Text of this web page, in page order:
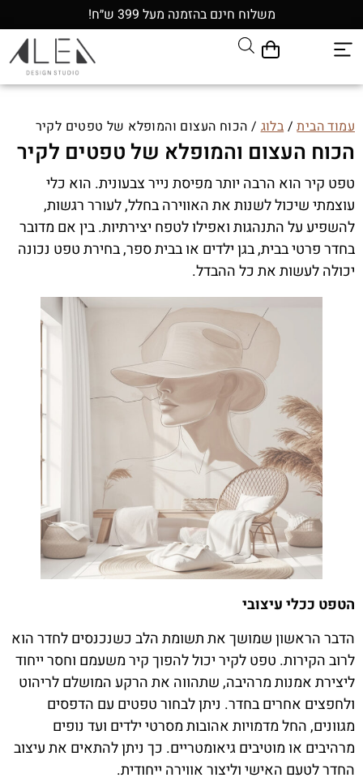
משלוח חינם בהזמנה מעל 399 ש״ח!
עמוד הבית/בלוג/ הכוח העצום והמופלא של טפטים לקיר
הכוח העצום והמופלא של טפטים לקיר
טפט קיר הוא הרבה יותר מפיסת נייר צבעונית. הוא כלי
עוצמתי שיכול לשנות את האווירה בחלל, לעורר רגשות,
להשפיע על התנהגות ואפילו לטפח יצירתיות. בין אם מדובר
בחדר פרטי בבית, בגן ילדים או בבית ספר, בחירת טפט נכונה
יכולה לעשות את כל ההבדל.
הטפט ככלי עיצובי
הדבר הראשון שמושך את תשומת הלב כשנכנסים לחדר הוא
לרוב הקירות. טפט לקיר יכול להפוך קיר משעמם וחסר ייחוד
ליצירת אמנות מרהיבה, שתהווה את הרקע המושלם לריהוט
ולחפצים אחרים בחדר. ניתן לבחור טפטים עם הדפסים
מגוונים, החל מדמויות אהובות מסרטי ילדים ועד נופים
מרהיבים או מוטיבים גיאומטריים. כך ניתן להתאים את עיצוב
החדר לטעם האישי וליצור אווירה ייחודית.